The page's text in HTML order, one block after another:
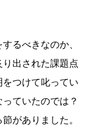
るべきなのか、
出された課題点
つけて叱ってい
ていたのでは？
がありました。